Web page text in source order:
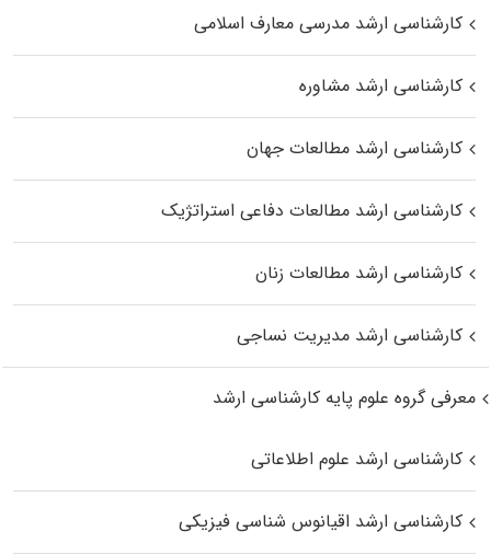
کارشناسی ارشد مدرسی معارف اسلامی
کارشناسی ارشد مشاوره
کارشناسی ارشد مطالعات جهان
کارشناسی ارشد مطالعات دفاعی استراتژیک
کارشناسی ارشد مطالعات زنان
کارشناسی ارشد مدیریت نساجی
معرفی گروه علوم پایه کارشناسی ارشد
کارشناسی ارشد علوم اطلاعاتی
کارشناسی ارشد اقیانوس‌ شناسی فیزیکی